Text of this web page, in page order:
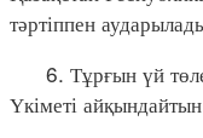
тәртіппен
6. Тұрғын үй
Үкіметі